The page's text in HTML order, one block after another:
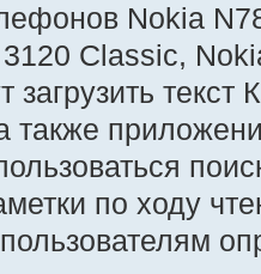
Nokia
Classic,
загрузить
также
по ходу